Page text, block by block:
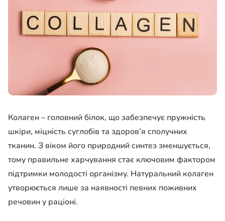
Колаген – головний білок, що забезпечує пружність
шкіри, міцність суглобів та здоров’я сполучних
тканин. З віком його природний синтез зменшується,
тому правильне харчування стає ключовим фактором
підтримки молодості організму. Натуральний колаген
утворюється лише за наявності певних поживних
речовин у раціоні.